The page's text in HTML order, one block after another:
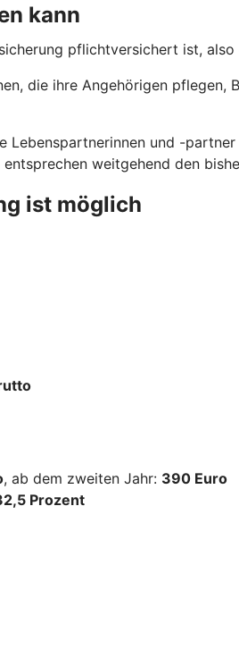
kann
pflichtversichert ist,
die ihre Angehörigen
und -
weitgehend den
ist möglich
, ab dem zweiten Jahr: 390 Euro
Prozent